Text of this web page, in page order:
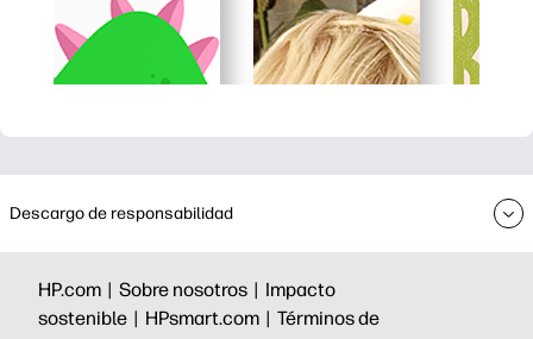
Descargo de responsabilidad
HP.com | Sobre nosotros | Impacto
sostenible | HPsmart.com | Términos de